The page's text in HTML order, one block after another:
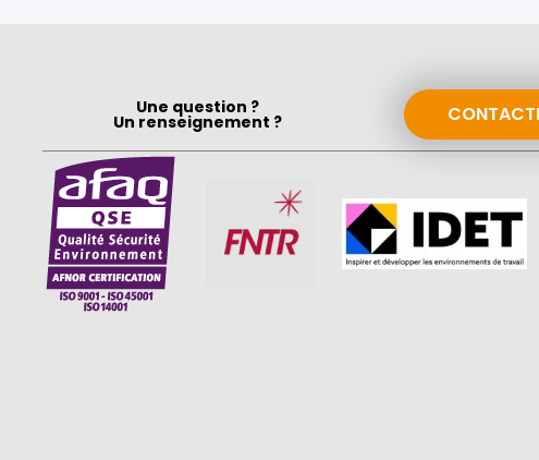
Une question ?
Un renseignement ?